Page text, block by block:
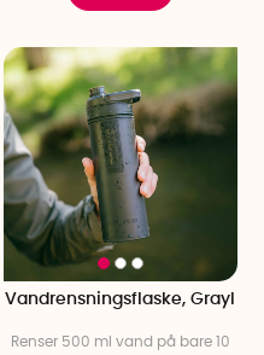
Vandrensningsflaske, Grayl
Renser 500 ml vand på bare 10